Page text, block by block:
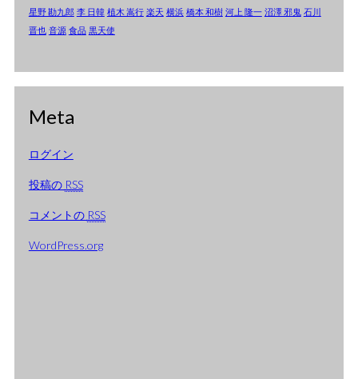
2004年11月
2004年10月
星野 勘九郎 李 日韓 植木 嵩行 楽天 横浜 橋本 和樹 河上 隆一 沼澤 邪鬼 石川
晋也 音源 食品 黒天使
Meta
ログイン
投稿の RSS
コメントの RSS
WordPress.org